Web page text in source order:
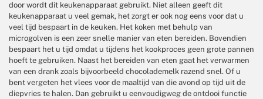
door wordt dit keukenapparaat gebruikt. Niet alleen geeft dit
keukenapparaat u veel gemak, het zorgt er ook nog eens voor dat u
veel tijd bespaart in de keuken. Het koken met behulp van
microgolven is een zeer snelle manier van eten bereiden. Bovendien
bespaart het u tijd omdat u tijdens het kookproces geen grote pannen
hoeft te gebruiken. Naast het bereiden van eten gaat het verwarmen
van een drank zoals bijvoorbeeld chocolademelk razend snel. Of u
bent vergeten het vlees voor de maaltijd van die avond op tijd uit de
diepvries te halen. Dan gebruikt u eenvoudigweg de ontdooi functie